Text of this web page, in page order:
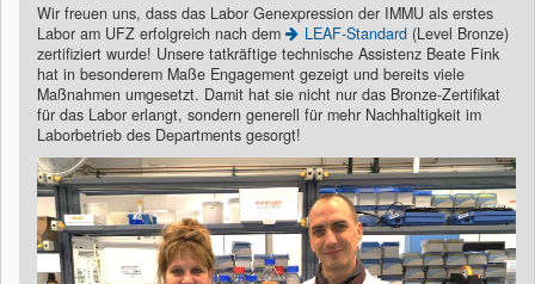
Wir freuen uns, dass das Labor Genexpression der IMMU als erstes
Labor am UFZ erfolgreich nach dem
LEAF-Standard (Level Bronze)
zertifiziert wurde! Unsere tatkräftige technische Assistenz Beate Fink
hat in besonderem Maße Engagement gezeigt und bereits viele
Maßnahmen umgesetzt. Damit hat sie nicht nur das Bronze-Zertifikat
für das Labor erlangt, sondern generell für mehr Nachhaltigkeit im
Laborbetrieb des Departments gesorgt!